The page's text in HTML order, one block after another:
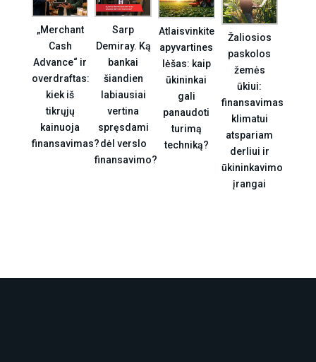
„Merchant
Cash
Advance“ ir
overdraftas:
kiek iš
tikrųjų
kainuoja
finansavimas?
Sarp
Demiray. Ką
bankai
šiandien
labiausiai
vertina
spręsdami
dėl verslo
finansavimo?
Atlaisvinkite
apyvartines
lėšas: kaip
ūkininkai
gali
panaudoti
turimą
techniką?
Žaliosios
paskolos
žemės
ūkiui:
finansavimas
klimatui
atspariam
derliui ir
ūkininkavimo
įrangai